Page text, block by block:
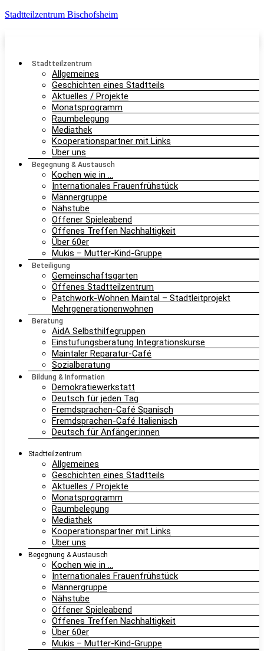
Stadtteilzentrum Bischofsheim
Stadtteilzentrum
Allgemeines
Geschichten eines Stadtteils
Aktuelles / Projekte
Monatsprogramm
Raumbelegung
Mediathek
Kooperationspartner mit Links
Über uns
Begegnung & Austausch
Kochen wie in …
Internationales Frauenfrühstück
Männergruppe
Nähstube
Offener Spieleabend
Offenes Treffen Nachhaltigkeit
Über 60er
Mukis – Mutter-Kind-Gruppe
Beteiligung
Gemeinschaftsgarten
Offenes Stadtteilzentrum
Patchwork-Wohnen Maintal – Stadtleitprojekt
Mehrgenerationenwohnen
Beratung
AidA Selbsthilfegruppen
Einstufungsberatung Integrationskurse
Maintaler Reparatur-Café
Sozialberatung
Bildung & Information
Demokratiewerkstatt
Deutsch für jeden Tag
Fremdsprachen-Café Spanisch
Fremdsprachen-Café Italienisch
Deutsch für Anfänger:innen
Stadtteilzentrum
Allgemeines
Geschichten eines Stadtteils
Aktuelles / Projekte
Monatsprogramm
Raumbelegung
Mediathek
Kooperationspartner mit Links
Über uns
Begegnung & Austausch
Kochen wie in …
Internationales Frauenfrühstück
Männergruppe
Nähstube
Offener Spieleabend
Offenes Treffen Nachhaltigkeit
Über 60er
Mukis – Mutter-Kind-Gruppe